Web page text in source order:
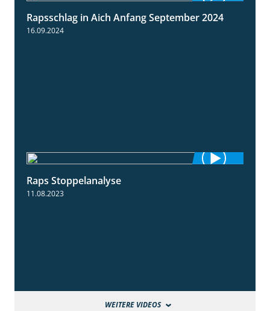
1:50
Rapsschlag in Aich Anfang September 2024
16.09.2024
Raps Stoppelanalyse
11.08.2023
WEITERE VIDEOS